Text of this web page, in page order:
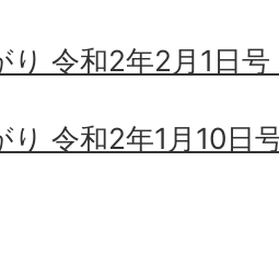
り 令和2年2月1日
り 令和2年1月10日